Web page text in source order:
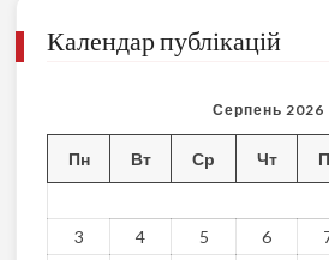
Календар публікацій
Серпень 2026
Пн Вт Ср Чт
3
4 5 6